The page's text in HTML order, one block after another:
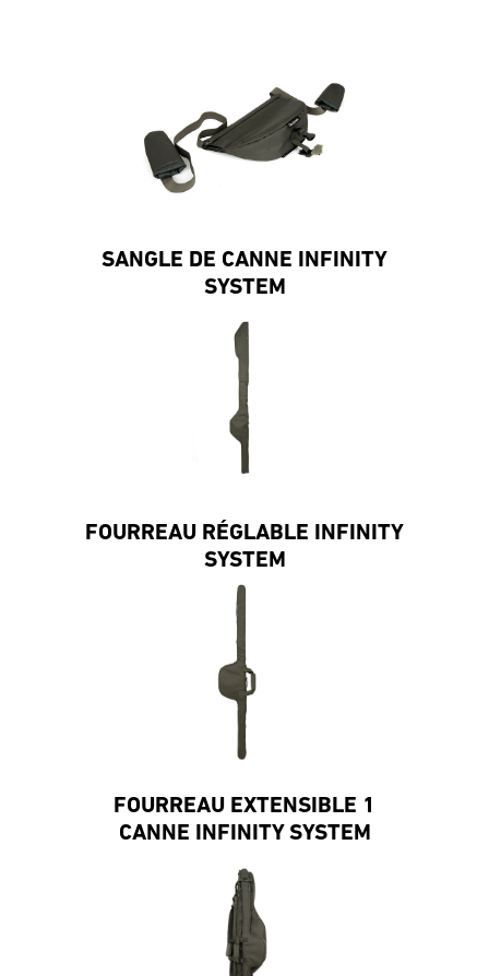
SANGLE DE CANNE INFINITY
SYSTEM
FOURREAU RÉGLABLE INFINITY
SYSTEM
FOURREAU EXTENSIBLE 1
CANNE INFINITY SYSTEM